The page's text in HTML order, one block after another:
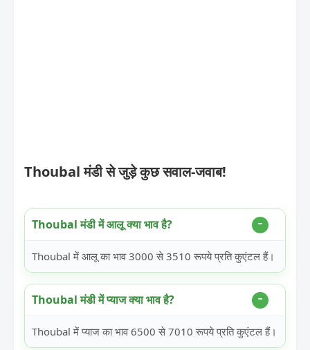
Thoubal मंडी से जुड़े कुछ सवाल-जवाब!
Thoubal मंडी में आलू क्या भाव है?
Thoubal में आलू का भाव 3000 से 3510 रूपये प्रति कुएंटल हैं।
Thoubal मंडी में प्याज क्या भाव है?
Thoubal में प्याज का भाव 6500 से 7010 रूपये प्रति कुएंटल हैं।